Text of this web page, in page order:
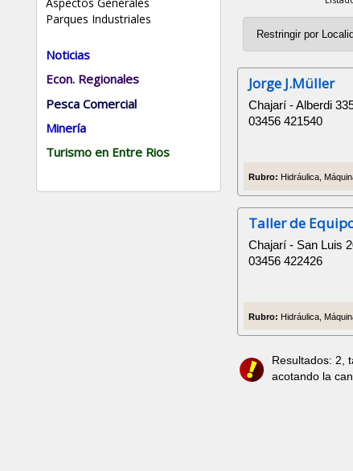
Parques Industriales
Noticias
Econ. Regionales
Pesca Comercial
Minería
Turismo en Entre Rios
Jorge J.Müller
Chajarí - Alberdi
03456 421540
Rubro: Hidráulica,
Taller de
Chajarí - San Luis
03456 422426
Rubro: Hidráulica,
Resultados: 2,
acotando la